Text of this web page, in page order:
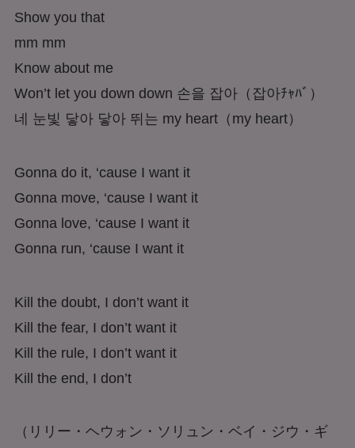
Show you that
mm mm
Know about me
Won’t let you down down 손을 잡아（잡아ﾁｬﾊﾞ）
네 눈빛 닿아 닿아 뛰는 my heart（my heart）
Gonna do it, ‘cause I want it
Gonna move, ‘cause I want it
Gonna love, ‘cause I want it
Gonna run, ‘cause I want it
Kill the doubt, I don’t want it
Kill the fear, I don’t want it
Kill the rule, I don’t want it
Kill the end, I don’t
（リリー・ヘウォン・ソリュン・ベイ・ジウ・ギ